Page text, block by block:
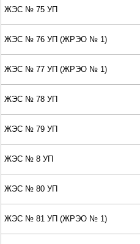
ЖЭС № 75 УП
ЖЭС № 76 УП (ЖPЭО № 1)
ЖЭС № 77 УП (ЖPЭО № 1)
ЖЭС № 78 УП
ЖЭС № 79 УП
ЖЭС № 8 УП
ЖЭС № 80 УП
ЖЭС № 81 УП (ЖPЭО № 1)